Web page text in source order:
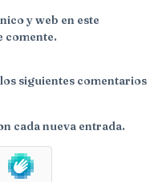
y web en este
comente.
siguientes comentarios
cada nueva entrada.